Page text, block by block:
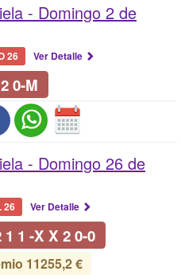
- Domingo 2 de
26 Ver Detalle
0-M
- Domingo 26 de
26 Ver Detalle
1 1 -X X 2 0-0
11255,2 €